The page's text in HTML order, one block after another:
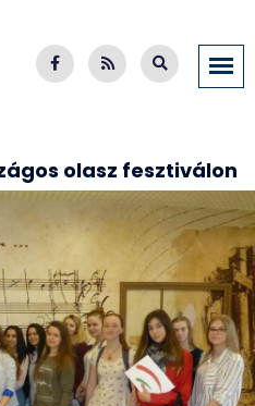
olasz fesztiválon